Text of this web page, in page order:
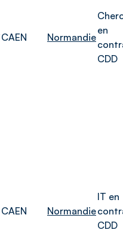
CAEN Normandie
en
CDD
CAEN Normandie
IT en
CDD